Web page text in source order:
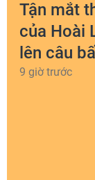
Tận mắt
của Hoài
lên câu
9 giờ trước